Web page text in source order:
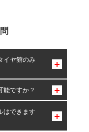
イヤ館のみ
ます。
能ですか？
。
り、同時にご予約が
はできます